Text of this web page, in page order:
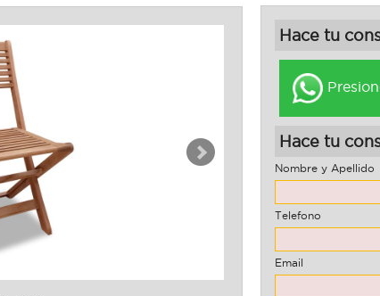
Hace tu
Hace tu
Nombre y Apellido
Telefono
Email